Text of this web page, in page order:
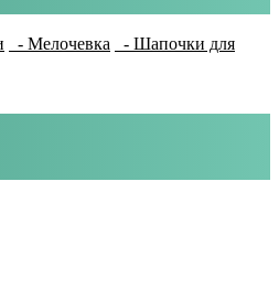
- Мелочевка
- Шапочки для